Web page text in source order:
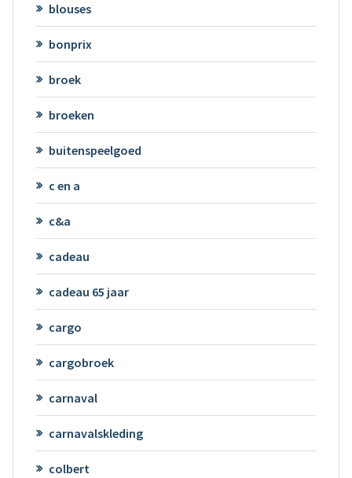
blouses
bonprix
broek
broeken
buitenspeelgoed
c en a
c&a
cadeau
cadeau 65 jaar
cargo
cargobroek
carnaval
carnavalskleding
colbert